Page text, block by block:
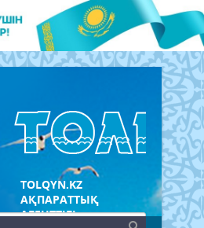
TOLQYN.KZ
АҚПАРАТТЫҚ
АГЕНТТІГІ